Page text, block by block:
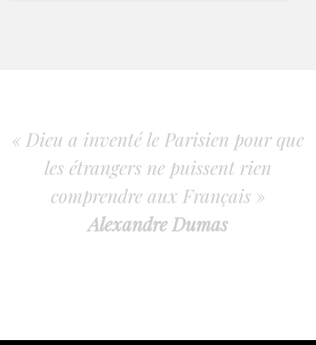
« Dieu a inventé le Parisien pour que
les étrangers ne puissent rien
comprendre aux Français »
Alexandre Dumas